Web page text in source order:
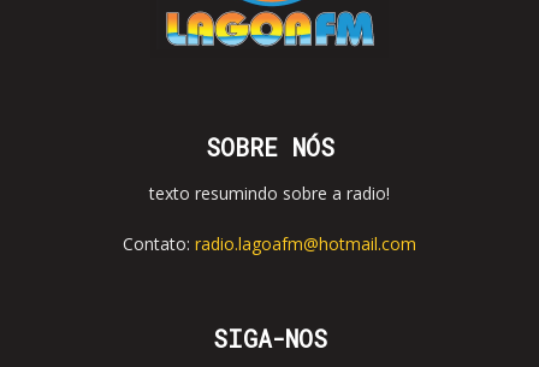
SOBRE NÓS
texto resumindo sobre a radio!
Contato: radio.lagoafm@hotmail.com
SIGA-NOS